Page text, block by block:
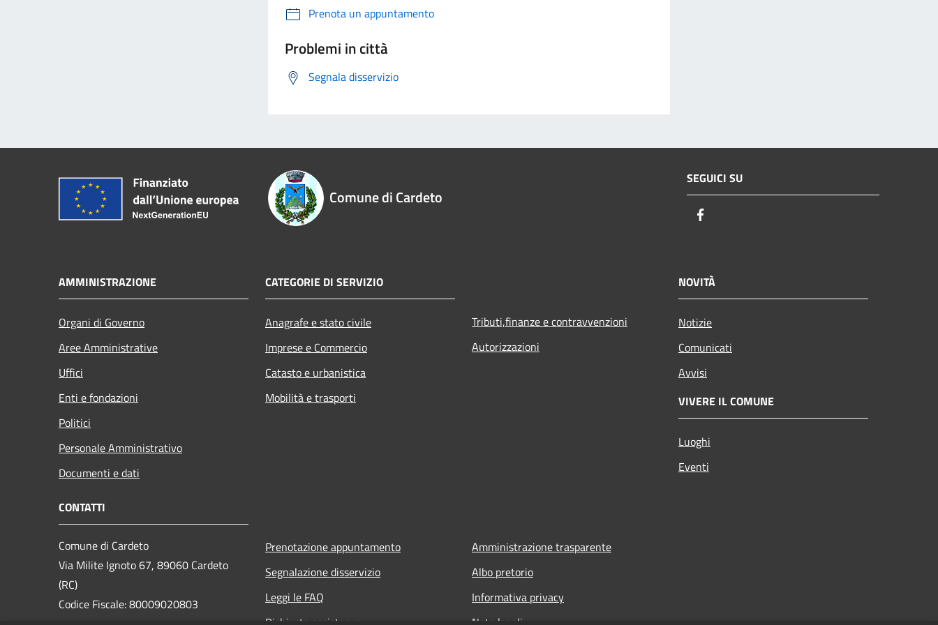
Prenota un appuntamento
Problemi in città
Segnala disservizio
Comune di Cardeto
SEGUICI SU
AMMINISTRAZIONE
Organi di Governo
Aree Amministrative
Uffici
Enti e fondazioni
Politici
Personale Amministrativo
Documenti e dati
CATEGORIE DI SERVIZIO
Anagrafe e stato civile
Imprese e Commercio
Catasto e urbanistica
Mobilità e trasporti
Tributi,finanze e contravvenzioni
Autorizzazioni
NOVITÀ
Notizie
Comunicati
Avvisi
VIVERE IL COMUNE
Luoghi
Eventi
CONTATTI
Comune di Cardeto
Via Milite Ignoto 67, 89060 Cardeto
(RC)
Codice Fiscale: 80009020803
Prenotazione appuntamento
Segnalazione disservizio
Leggi le FAQ
Amministrazione trasparente
Albo pretorio
Informativa privacy